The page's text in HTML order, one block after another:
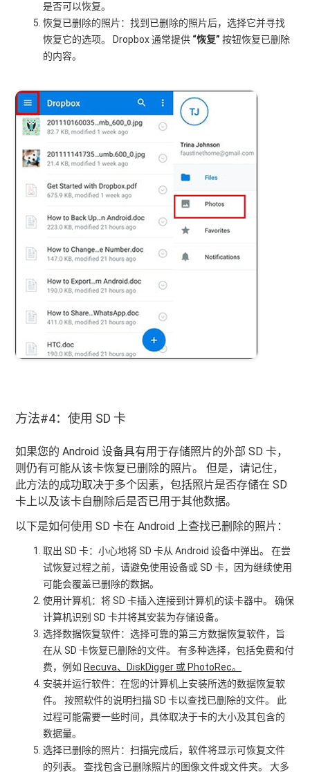
是否可以恢复。
恢复已删除的照片：找到已删除的照片后，选择它并寻找
恢复它的选项。 Dropbox 通常提供 “恢复” 按钮恢复已删除
的内容。
方法#4：使用 SD 卡
如果您的 Android 设备具有用于存储照片的外部 SD 卡，
则仍有可能从该卡恢复已删除的照片。 但是，请记住，
此方法的成功取决于多个因素，包括照片是否存储在 SD
卡上以及该卡自删除后是否已用于其他数据。
以下是如何使用 SD 卡在 Android 上查找已删除的照片：
取出 SD 卡：小心地将 SD 卡从 Android 设备中弹出。 在尝
试恢复过程之前，请避免使用设备或 SD 卡，因为继续使用
可能会覆盖已删除的数据。
使用计算机：将 SD 卡插入连接到计算机的读卡器中。 确保
计算机识别 SD 卡并将其安装为存储设备。
选择数据恢复软件：选择可靠的第三方数据恢复软件，旨
在从 SD 卡恢复已删除的文件。 有多种选择，包括免费和付
费，例如 Recuva、DiskDigger 或 PhotoRec。
安装并运行软件：在您的计算机上安装所选的数据恢复软
件。 按照软件的说明扫描 SD 卡以查找已删除的文件。 此
过程可能需要一些时间，具体取决于卡的大小及其包含的
数据量。
选择已删除的照片：扫描完成后，软件将显示可恢复文件
的列表。 查找包含已删除照片的图像文件或文件夹。 大多